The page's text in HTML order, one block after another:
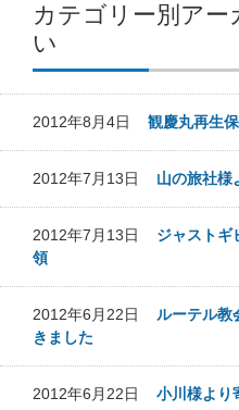
カテゴリー別ア
い
2012年8月4日 観慶丸再生
2012年7月13日 山の旅社様
2012年7月13日 ジャストギ
領
2012年6月22日 ルーテル教
きました
2012年6月22日 小川様より